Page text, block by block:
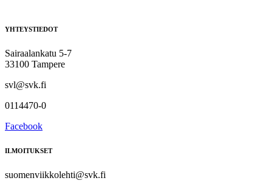
YHTEYSTIEDOT
Sairaalankatu 5-7
33100 Tampere
svl@svk.fi
0114470-0
Facebook
ILMOITUKSET
suomenviikkolehti@svk.fi